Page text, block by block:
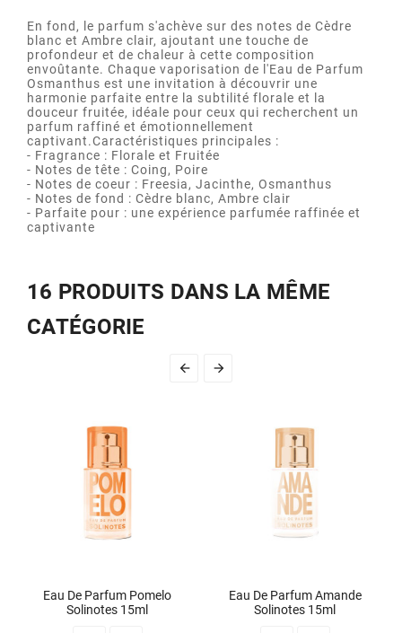
En fond, le parfum s'achève sur des notes de Cèdre
blanc et Ambre clair, ajoutant une touche de
profondeur et de chaleur à cette composition
envoûtante. Chaque vaporisation de l'Eau de Parfum
Osmanthus est une invitation à découvrir une
harmonie parfaite entre la subtilité florale et la
douceur fruitée, idéale pour ceux qui recherchent un
parfum raffiné et émotionnellement
captivant.Caractéristiques principales :
- Fragrance : Florale et Fruitée
- Notes de tête : Coing, Poire
- Notes de coeur : Freesia, Jacinthe, Osmanthus
- Notes de fond : Cèdre blanc, Ambre clair
- Parfaite pour : une expérience parfumée raffinée et
captivante
16 PRODUITS DANS LA MÊME
CATÉGORIE
 
Eau De Parfum Pomelo
Solinotes 15ml
Eau De Parfum Amande
Solinotes 15ml